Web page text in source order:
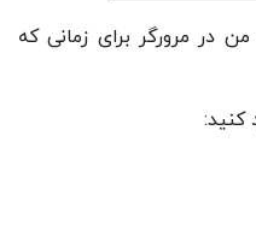
در مرورگر برای زمانی که
کنید: